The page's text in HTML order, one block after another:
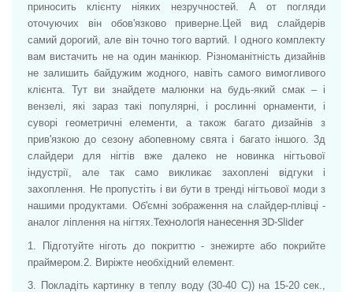
приносить клієнту ніяких незручностей. А от погляди
оточуючих він обов'язково приверне. Цей вид слайдерів
самий дорогий, але він точно того вартий. І одного комплекту
вам вистачить не на один манікюр. Різноманітність дизайнів
не залишить байдужим жодного, навіть самого вимогливого
клієнта. Тут ви знайдете малюнки на будь-який смак – і
вензелі, які зараз такі популярні, і рослинні орнаменти, і
суворі геометричні елементи, а також багато дизайнів з
прив'язкою до сезону абопевному свята і багато іншого. 3д
слайдери для нігтів вже далеко не новинка нігтьової
індустрії, але так само викликає захоплені відгуки і
захоплення. Не пропустіть і ви бути в тренді нігтьової моди з
нашими продуктами. Об'ємні зображення на слайдер-плівці -
аналог ліплення на нігтях.Технологія нанесення 3D-Slider
1. Підготуйте ніготь до покриттю - знежирте або покрийте
праймером. 2. Виріжте необхідний елемент.
3. Покладіть картинку в теплу воду (30-40 С)) на 15-20 сек.,